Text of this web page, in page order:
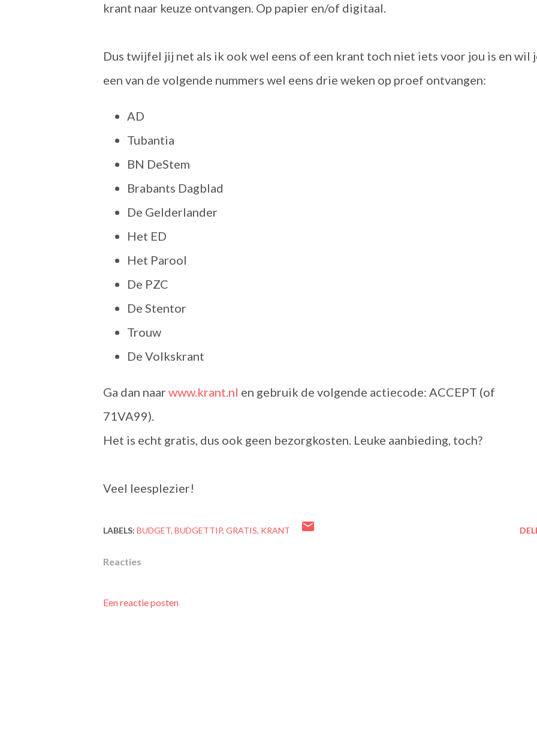
krant naar keuze ontvangen. Op papier en/of digitaal.
Dus twijfel jij net als ik ook wel eens of een krant toch niet iets voor jou is en wil
een van de volgende nummers wel eens drie weken op proef ontvangen:
AD
Tubantia
BN DeStem
Brabants Dagblad
De Gelderlander
Het ED
Het Parool
De PZC
De Stentor
Trouw
De Volkskrant
Ga dan naar www.krant.nl en gebruik de volgende actiecode: ACCEPT (of
71VA99).
Het is echt gratis, dus ook geen bezorgkosten. Leuke aanbieding, toch?
Veel leesplezier!
LABELS: BUDGET BUDGETTIP GRATIS KRANT
Reacties
Een reactie posten